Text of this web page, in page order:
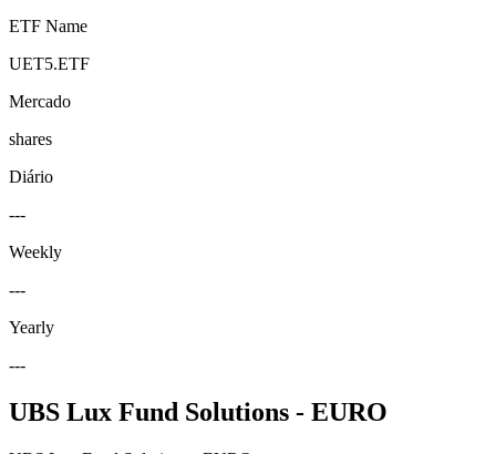
ETF Name
UET5.ETF
Mercado
shares
Diário
---
Weekly
---
Yearly
---
UBS Lux Fund Solutions - EURO